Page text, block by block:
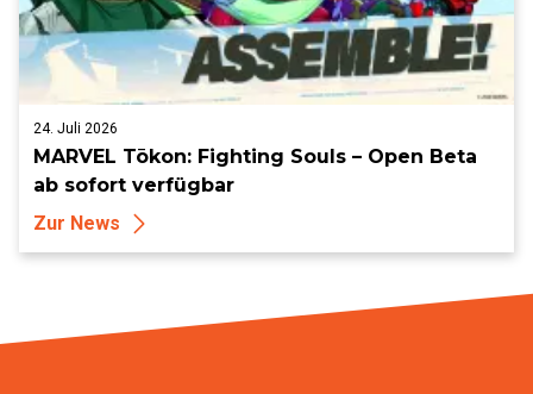
24. Juli 2026
MARVEL Tōkon: Fighting Souls – Open Beta
ab sofort verfügbar
Zur News